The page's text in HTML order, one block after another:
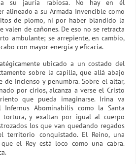
su jauría rabiosa. No hay en él
alineado a su Armada Invencible como
de plomo, ni por haber blandido la
valen de cañones. De eso no se retracta
ambulante; se arrepiente, en cambio,
con mayor energía y eficacia.
ubicado a un costado del
sobre la capilla, que allá abajo
de incienso y penumbra. Sobre el altar,
por cirios, alcanza a verse el Cristo
que pueda imaginarse. Irina va
Abominabilis como la Santa
tortura, y exaltan por igual al cuerpo
los que van quedando regados
territorio conquistado. El Reino, una
el Rey está loco como una cabra.